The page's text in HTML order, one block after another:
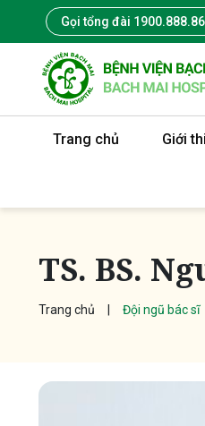
Gọi tổng đài
Trang chủ Giới
TS. BS.
Trang chủ Đội ngũ bác sĩ